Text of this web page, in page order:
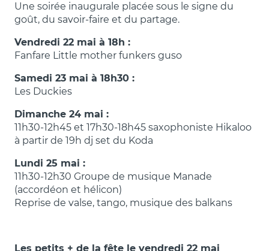
Une soirée inaugurale placée sous le signe du
goût, du savoir-faire et du partage.
Vendredi 22 mai à 18h :
Fanfare Little mother funkers guso
Samedi 23 mai à 18h30 :
Les Duckies
Dimanche 24 mai :
11h30-12h45 et 17h30-18h45 saxophoniste Hikaloo
à partir de 19h dj set du Koda
Lundi 25 mai :
11h30-12h30 Groupe de musique Manade
(accordéon et hélicon)
Reprise de valse, tango, musique des balkans
Les petits + de la fête le vendredi 22 mai